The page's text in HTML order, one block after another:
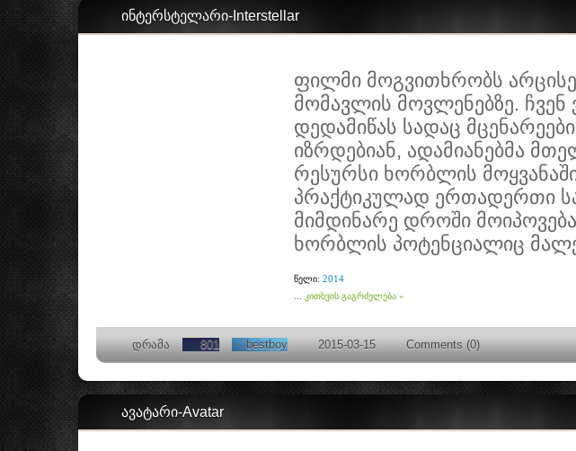
ინტერსტელარი-Interstellar
ფილმი მოგვითხრობს
მომავლის მოვლენებზე. ჩვენ
დედამიწას სადაც
იზრდებიან, ადამიანებმა
რესურსი ხორბლის
პრაქტიკულად ერთადერთი
მიმდინარე დროში
ხორბლის პოტენციალიც
წელი: 2014
კითხვის გაგრძელება »
დრამა 801 bestboy 2015-03-15 Comments (0)
ავატარი-Avatar